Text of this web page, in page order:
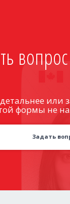
или
формы не
Задать